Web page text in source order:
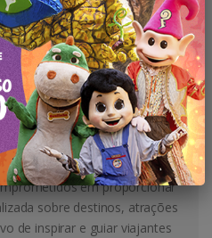
Serra Gaúcha é composta por
especializados, dedicados a
focado no turismo em
equipe traz consigo um
pelo setor, permitindo-nos
e envolventes para os
em proporcionar
sobre destinos, atrações
de inspirar e guiar viajantes